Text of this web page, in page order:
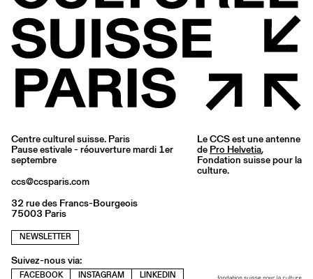
Centre culturel suisse. Paris
Pause estivale - réouverture mardi 1er
septembre
ccs@ccsparis.com
32 rue des Francs-Bourgeois
75003 Paris
NEWSLETTER
Suivez-nous via:
FACEBOOK INSTAGRAM LINKEDIN
Le CCS est une antenne
de Pro Helvetia,
Fondation suisse pour la
culture.